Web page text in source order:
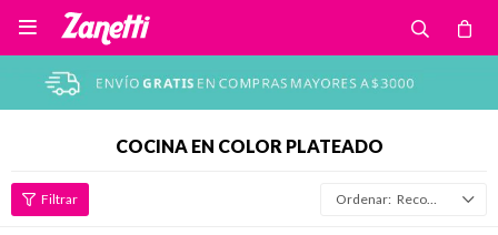

COCINA EN COLOR PLATEADO
Recomendados